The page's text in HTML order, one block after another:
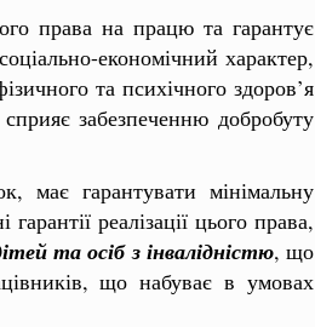
права на працю та гарантує
економічний характер,
та психічного здоров’я
забезпеченню добробуту
має гарантувати мінімальну
реалізації цього права,
та осіб з інвалідністю, що
що набуває в умовах